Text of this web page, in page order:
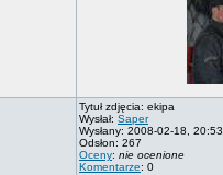
Tytuł zdjęcia: ekipa
Wysłał: Saper
Wysłany: 2008-02-18, 20:53
Odsłon: 267
Oceny: nie ocenione
Komentarze: 0